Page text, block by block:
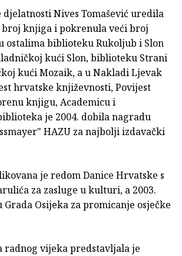
Nives Tomašević uredila
knjiga i pokrenula veći broj
ostalima biblioteku Rukoljub i Slon
kući Slon, biblioteku Strani
kući Mozaik, a u Nakladi Ljevak
hrvatske književnosti, Povijest
knjigu, Academicu i
je 2004. dobila nagradu
HAZU za najbolji izdavački
je redom Danice Hrvatske s
za zasluge u kulturi, a 2003.
Osijeka za promicanje osječke
radnog vijeka predstavljala je